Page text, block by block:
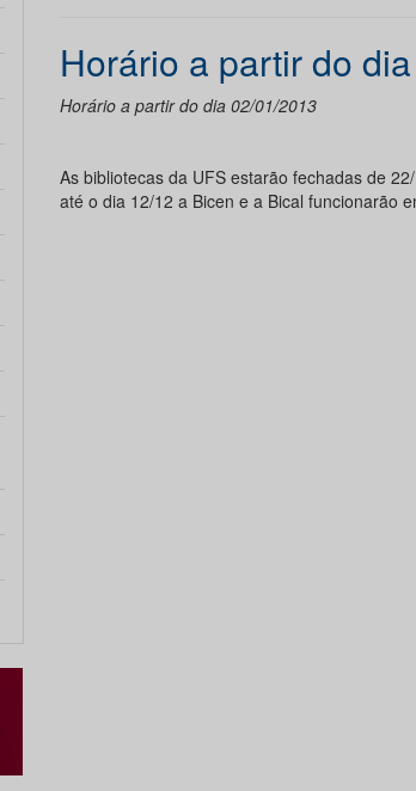
Horário a partir do
Horário a partir do dia 02/01/2013
As bibliotecas da UFS estarão fechadas de
até o dia 12/12 a Bicen e a Bical funcionarão